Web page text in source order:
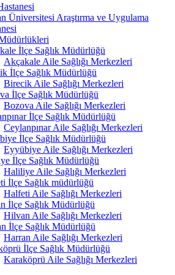
Üniversitesi Araştırma ve Uygulama
İlçe Sağlık Müdürlüğü
Akçakale Aile Sağlığı Merkezleri
İlçe Sağlık Müdürlüğü
Birecik Aile Sağlığı Merkezleri
İlçe Sağlık Müdürlüğü
Bozova Aile Sağlığı Merkezleri
İlçe Sağlık Müdürlüğü
Ceylanpınar Aile Sağlığı Merkezleri
İlçe Sağlık Müdürlüğü
Eyyübiye Aile Sağlığı Merkezleri
İlçe Sağlık Müdürlüğü
Haliliye Aile Sağlığı Merkezleri
İlçe Sağlık müdürlüğü
Halfeti Aile Sağlığı Merkezleri
İlçe Sağlık Müdürlüğü
Hilvan Aile Sağlığı Merkezleri
İlçe Sağlık Müdürlüğü
Harran Aile Sağlığı Merkezleri
İlçe Sağlık Müdürlüğü
Karaköprü Aile Sağlığı Merkezleri